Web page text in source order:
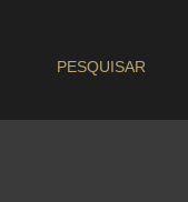
PESQUISAR